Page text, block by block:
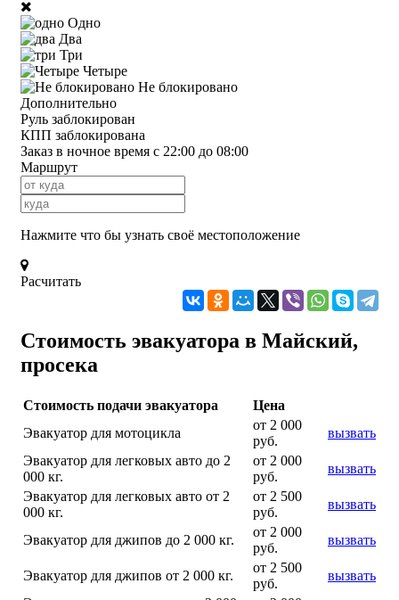
Одно
Два
Три
Четыре
Не блокировано
Дополнительно
Руль заблокирован
КПП заблокирована
Заказ в ночное время с 22:00 до 08:00
Маршрут
Нажмите что бы узнать своё местоположение
Расчитать
Стоимость эвакуатора в Майский,
просека
Стоимость подачи эвакуатора
Цена
Эвакуатор для мотоцикла
от 2 000
руб.
вызвать
Эвакуатор для легковых авто до 2
000 кг.
от 2 000
руб.
вызвать
Эвакуатор для легковых авто от 2
000 кг.
от 2 500
руб.
вызвать
Эвакуатор для джипов до 2 000 кг.
от 2 000
руб.
вызвать
Эвакуатор для джипов от 2 000 кг.
от 2 500
руб.
вызвать